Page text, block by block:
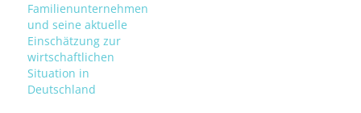
Familienunternehmen
und seine aktuelle
Einschätzung zur
wirtschaftlichen
Situation in
Deutschland